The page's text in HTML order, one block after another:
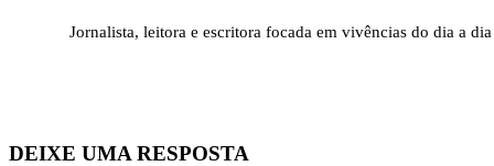
Jornalista, leitora e escritora focada em vivências do dia a dia
DEIXE UMA RESPOSTA